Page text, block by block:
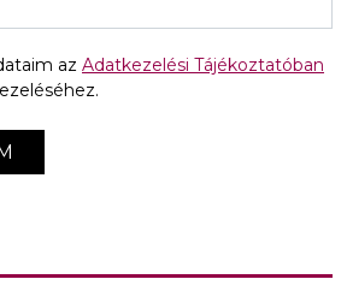
az Adatkezelési Tájékoztatóban